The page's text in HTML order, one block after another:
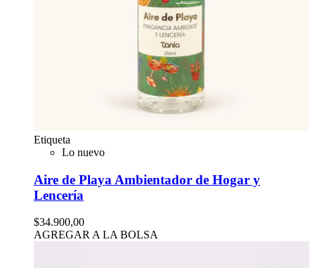
Etiqueta
Lo nuevo
Aire de Playa Ambientador de Hogar y
Lencería
$34.900,00
AGREGAR A LA BOLSA